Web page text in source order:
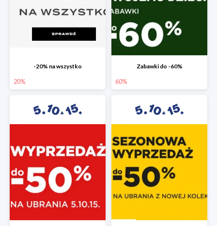
-20% na wszystko
20%
Zabawki do -60%
60%